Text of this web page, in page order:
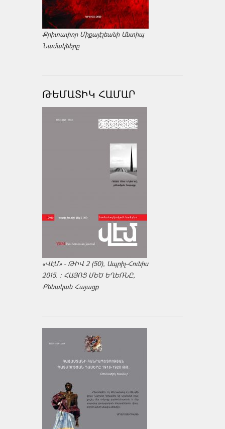
Քրիտափոր Միքայէլեանի Անտիպ
Նամակները
ԹԵՄԱՏԻԿ ՀԱՄԱՐ
«ՎԷՄ» - ԹԻՎ 2 (50), Ապրիլ-Հունիս
2015. : ՀԱՅՈՑ ՄԵԾ ԵՂԵՌՆԸ,
Քննական Հայացք